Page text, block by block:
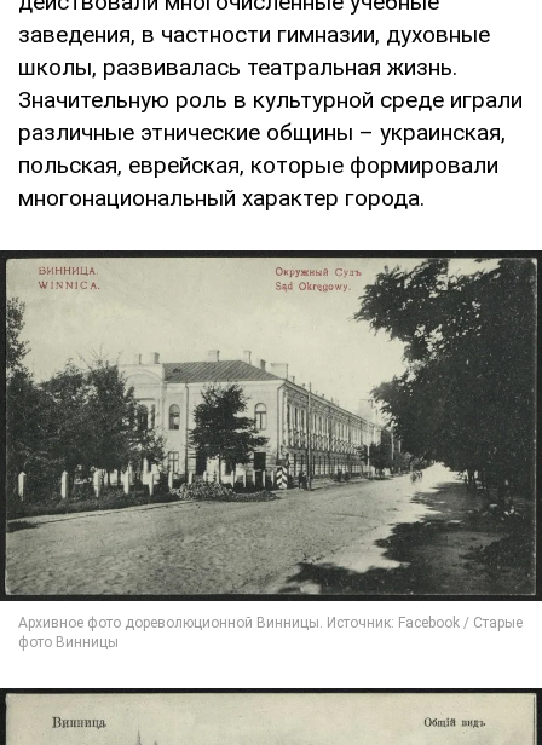
заведения, в частности гимназии, духовные
школы, развивалась театральная жизнь.
Значительную роль в культурной среде играли
различные этнические общины – украинская,
польская, еврейская, которые формировали
многонациональный характер города.